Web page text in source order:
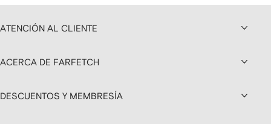
ATENCIÓN AL CLIENTE
ACERCA DE FARFETCH
DESCUENTOS Y MEMBRESÍA